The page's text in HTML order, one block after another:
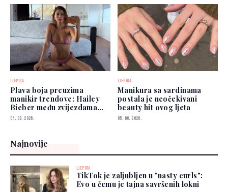
LJEPOTA
Plava boja preuzima
manikir trendove: Hailey
Bieber među zvijezdama
koje je već nose
04. 08. 2026.
LJEPOTA
Manikura sa sardinama
postala je neočekivani
beauty hit ovog ljeta
05. 08. 2026.
Najnovije
LJEPOTA
TikTok je zaljubljen u "nasty curls":
Evo u čemu je tajna savršenih lokni